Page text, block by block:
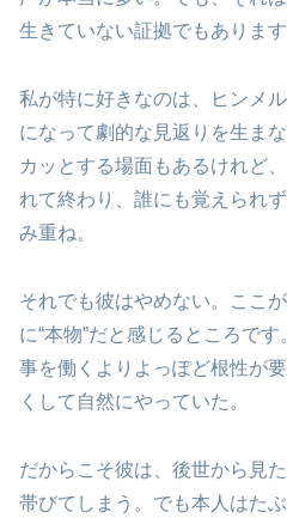
生きていない証拠でもあります
私が特に好きなのは、ヒンメ
になって劇的な見返りを生ま
カッとする場面もあるけれど
れて終わり、誰にも覚えられ
み重ね。
それでも彼はやめない。ここ
に“本物”だと感じるところで
事を働くよりよっぽど根性が
くして自然にやっていた。
だからこそ彼は、後世から見
帯びてしまう。でも本人はた